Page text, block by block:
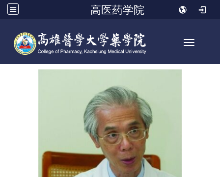
高医药学院
Toggle